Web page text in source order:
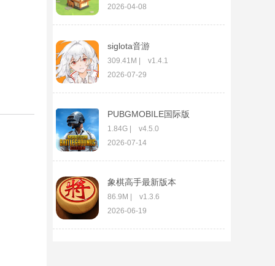
2026-04-08
siglota音游
309.41M | v1.4.1
2026-07-29
PUBGMOBILE国际版
1.84G | v4.5.0
2026-07-14
象棋高手最新版本
86.9M | v1.3.6
2026-06-19